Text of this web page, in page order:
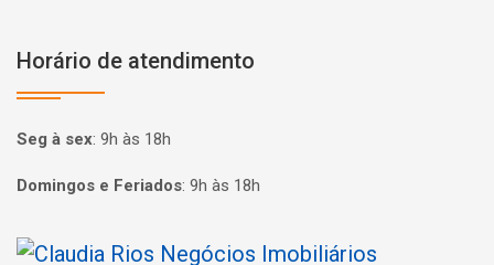
Horário de atendimento
Seg à sex: 9h às 18h
Domingos e Feriados: 9h às 18h
Página inicial